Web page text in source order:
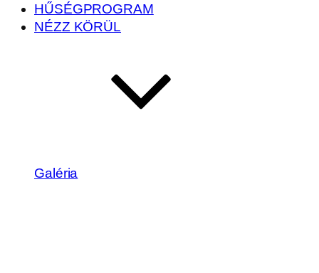
HŰSÉGPROGRAM
NÉZZ KÖRÜL
Galéria